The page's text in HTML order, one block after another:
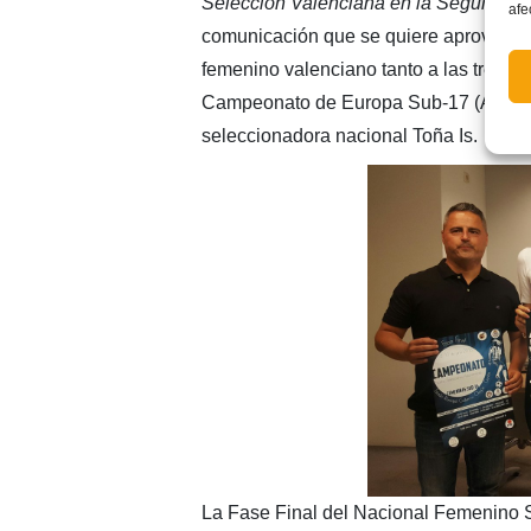
comunicación que se quiere
femenino valenciano tanto a las tres
Campeonato de Europa Sub-17 (Aixa
seleccionadora nacional Toña Is.
La Fase Final del Nacional Femenino